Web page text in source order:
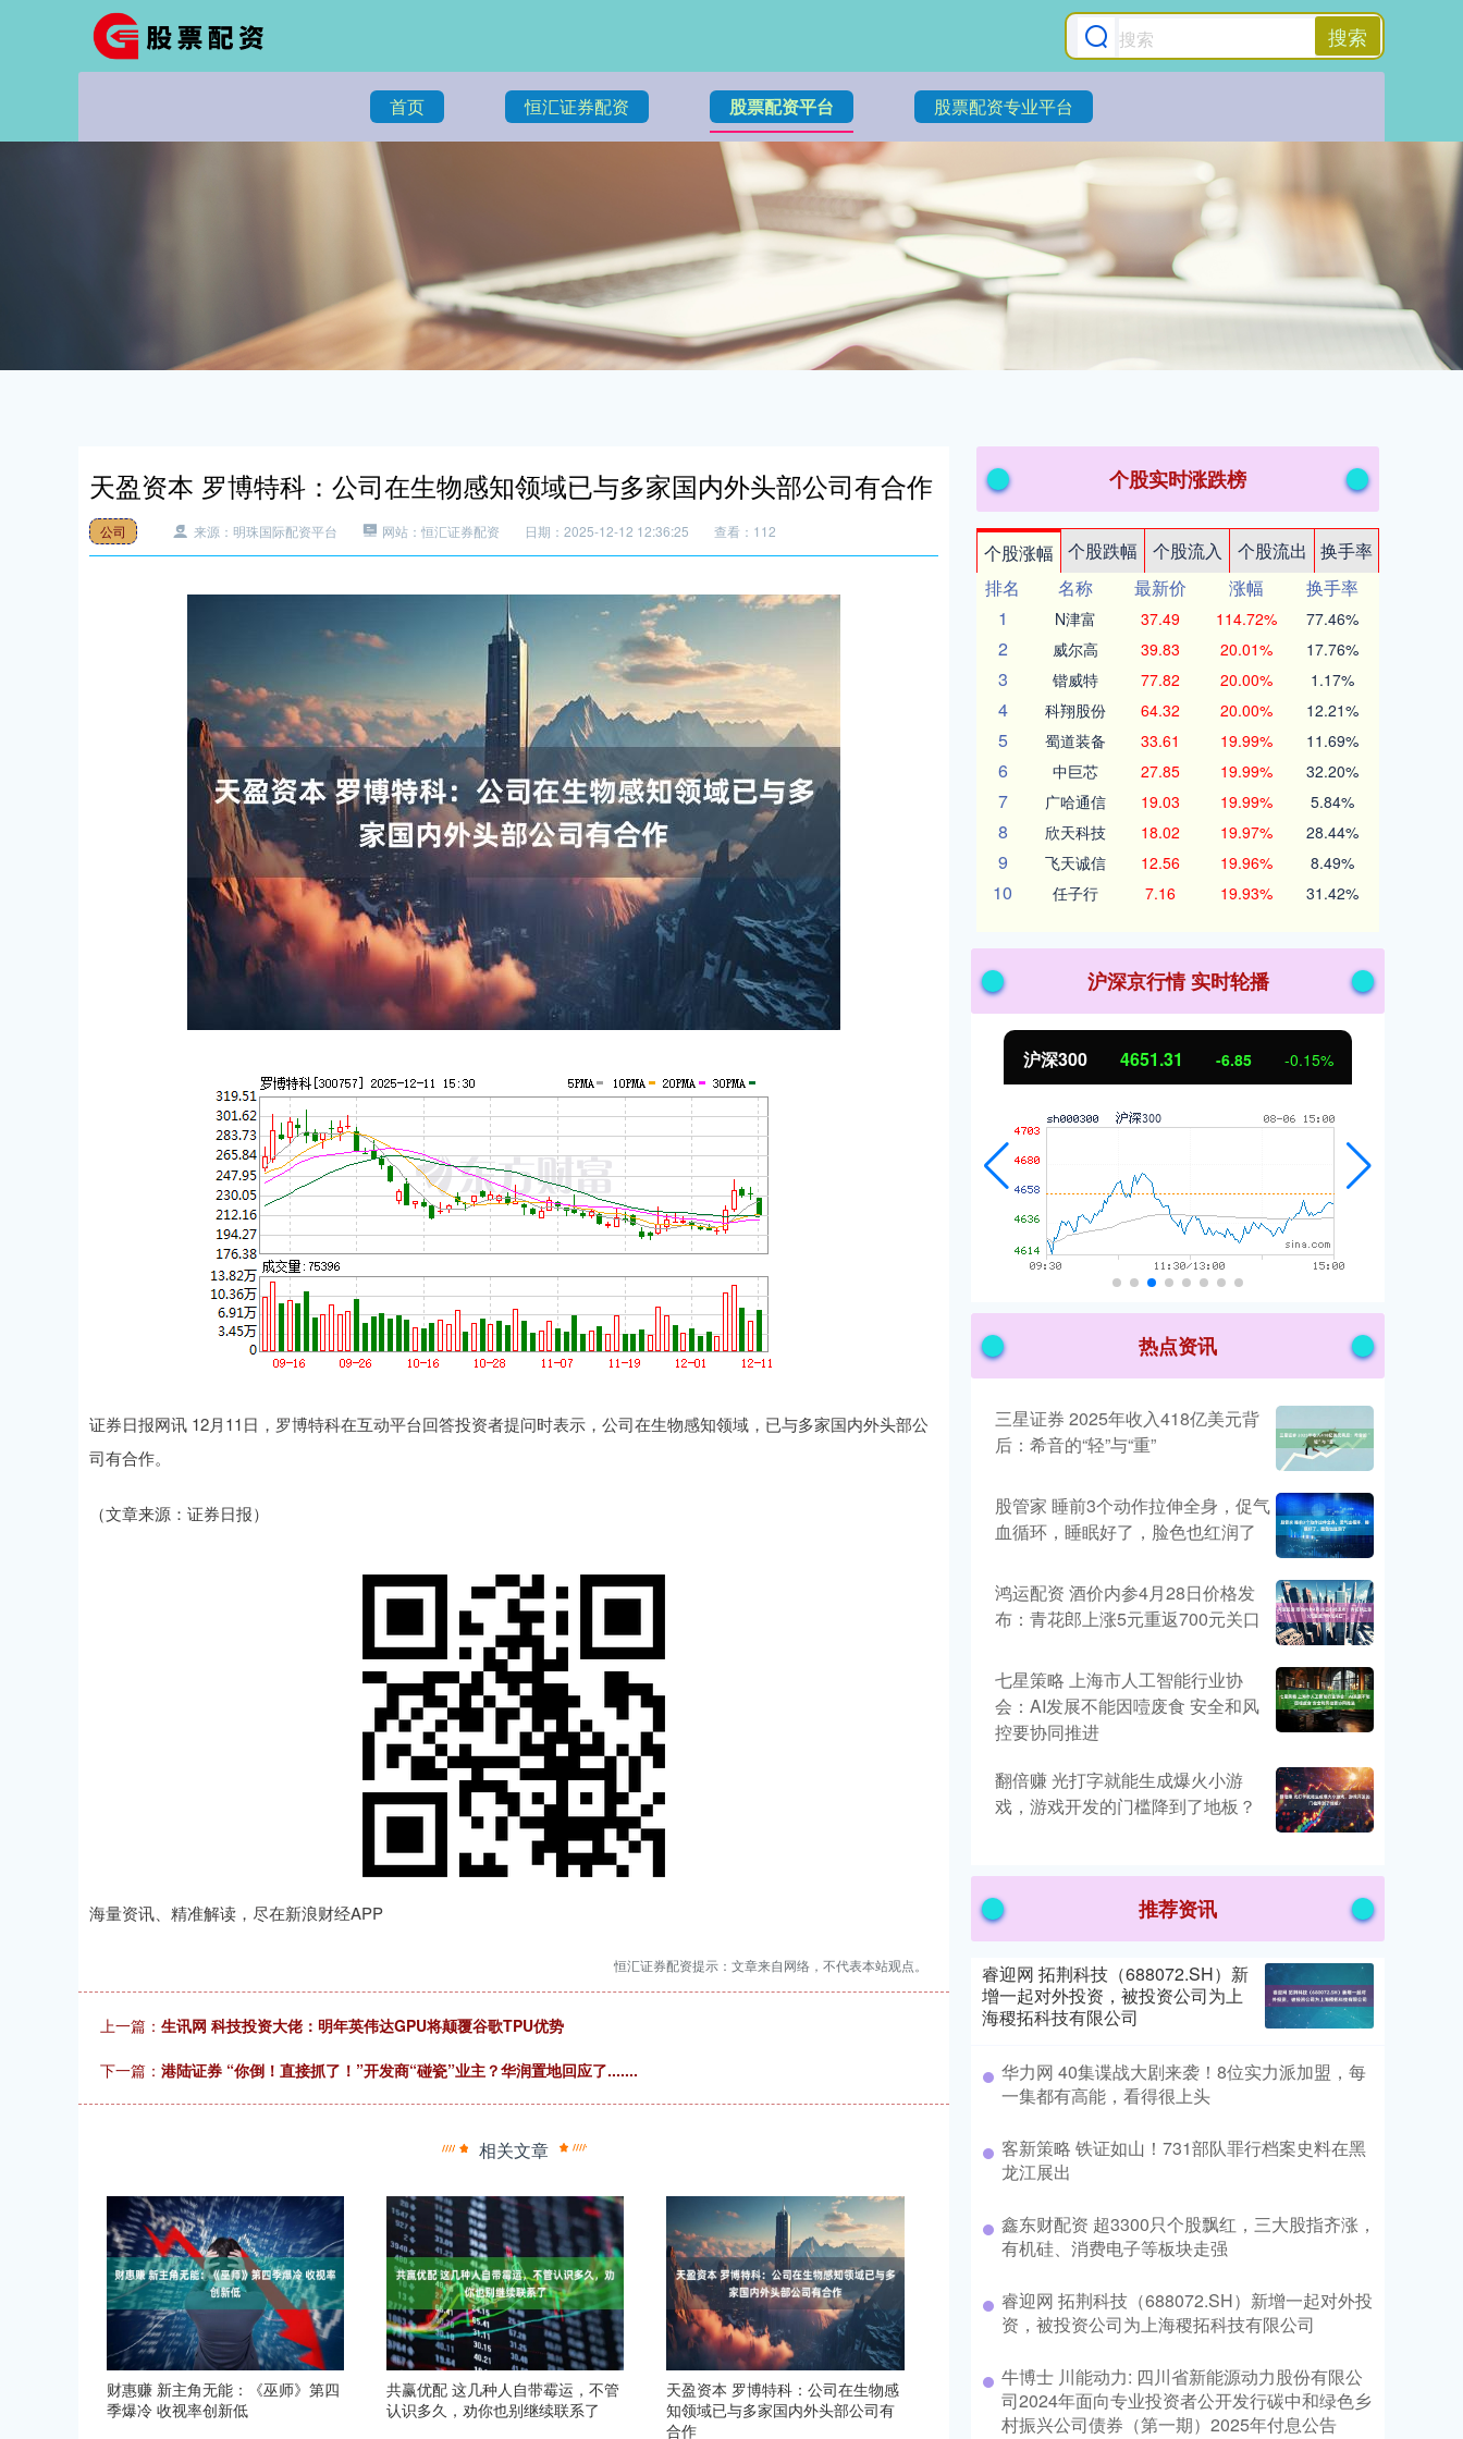
搜索
首页 恒汇证券配资 股票配资平台 股票配资专业平台
天盈资本 罗博特科：公司在生物感知领域已与多家国内外头部公司有合作
公司 来源：明珠国际配资平台 网站：恒汇证券配资 日期：2025-12-12 12:36:25 查看：112
证券日报网讯 12月11日，罗博特科在互动平台回答投资者提问时表示，公司在生物感知领域，已与多家国内外头部公
司有合作。
（文章来源：证券日报）
海量资讯、精准解读，尽在新浪财经APP
恒汇证券配资提示：文章来自网络，不代表本站观点。
上一篇： 生讯网 科技投资大佬：明年英伟达GPU将颠覆谷歌TPU优势
下一篇： 港陆证券 “你倒！直接抓了！”开发商“碰瓷”业主？华润置地回应了.......
相关文章
财惠赚 新主角无能：《巫师》第四
季爆冷 收视率创新低
共赢优配 这几种人自带霉运，不管
认识多久，劝你也别继续联系了
天盈资本 罗博特科：公司在生物感
知领域已与多家国内外头部公司有
合作
个股实时涨跌榜
个股涨幅 个股跌幅 个股流入 个股流出
换手率
排名
名称 最新价 涨幅
换手率
1
N津富 37.49 114.72% 77.46%
2 威尔高 39.83 20.01% 17.76%
3 锴威特 77.82 20.00% 1.17%
4 科翔股份 64.32 20.00% 12.21%
5 蜀道装备 33.61 19.99% 11.69%
6 中巨芯 27.85 19.99% 32.20%
7 广哈通信 19.03 19.99% 5.84%
8 欣天科技 18.02 19.97% 28.44%
9 飞天诚信 12.56 19.96% 8.49%
10 任子行 7.16 19.93% 31.42%
沪深京行情 实时轮播
4651.31 -6.85 -0.15%
热点资讯
三星证券 2025年收入418亿美元背
后：希音的“轻”与“重”
股管家 睡前3个动作拉伸全身，促气
血循环，睡眠好了，脸色也红润了
鸿运配资 酒价内参4月28日价格发
布：青花郎上涨5元重返700元关口
七星策略 上海市人工智能行业协
会：AI发展不能因噎废食 安全和风
控要协同推进
翻倍赚 光打字就能生成爆火小游
戏，游戏开发的门槛降到了地板？
推荐资讯
睿迎网 拓荆科技（688072.SH）新
增一起对外投资，被投资公司为上
海稷拓科技有限公司
华力网 40集谍战大剧来袭！8位实力派加盟，每
一集都有高能，看得很上头
客新策略 铁证如山！731部队罪行档案史料在黑
龙江展出
鑫东财配资 超3300只个股飘红，三大股指齐涨，
有机硅、消费电子等板块走强
睿迎网 拓荆科技（688072.SH）新增一起对外投
资，被投资公司为上海稷拓科技有限公司
牛博士 川能动力: 四川省新能源动力股份有限公
司2024年面向专业投资者公开发行碳中和绿色乡
村振兴公司债券（第一期）2025年付息公告